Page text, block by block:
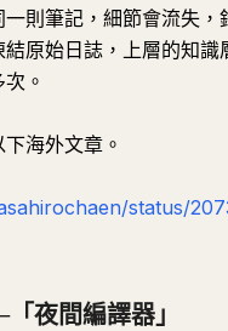
則筆記，細節會流失，
原始日誌，上層的知識
。
海外文章。
status/
夜間編譯器」